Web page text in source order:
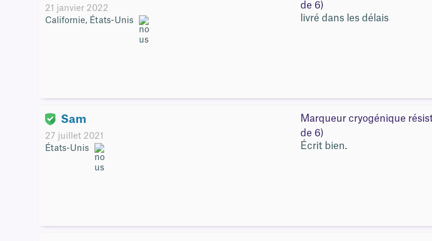
21 janvier 2022
Californie, États-Unis
de 6)
livré dans les délais
Sam
27 juillet 2021
États-Unis
Marqueur cryogénique
de 6)
Écrit bien.